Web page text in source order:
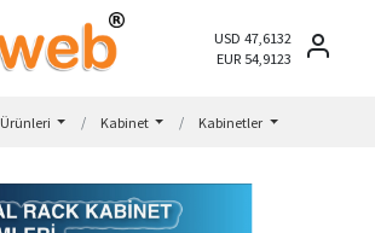
USD 47,6132
EUR 54,9123
Kabinet Kabinetler